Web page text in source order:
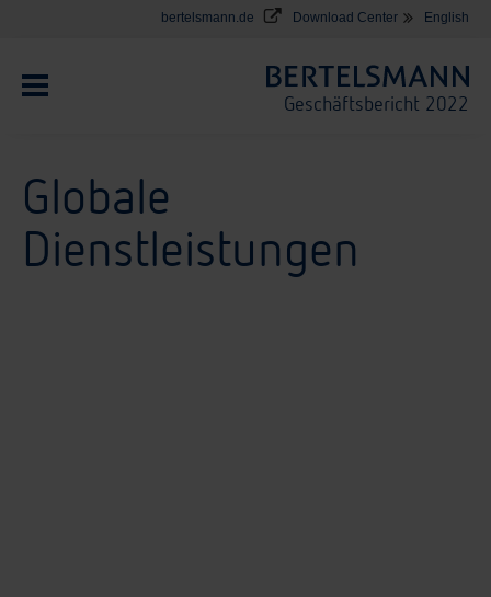
bertelsmann.de e Download Center English
Geschäftsbericht 2022
Globale
Dienstleistungen